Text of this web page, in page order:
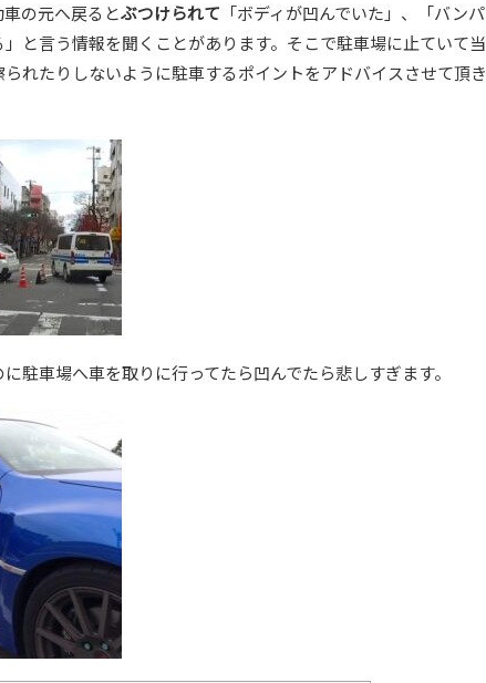
の元へ戻るとぶつけられて 「ボディが凹んでいた」、「バンパ
と言う情報を聞くことがあります。そこで駐車場に止ていて当
れたりしないように駐車するポイントをアドバイスさせて頂き
駐車場へ車を取りに行ってたら凹んでたら悲しすぎます。